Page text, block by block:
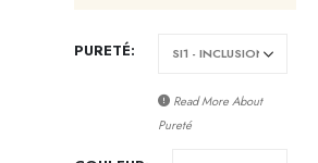
PURETÉ
Read More About
Pureté